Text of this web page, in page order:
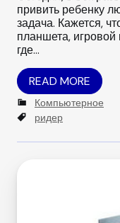
привить ребенку
задача. Кажется,
планшета,
где…
READ MORE
C
a
t
e
Компьютерное
T
g
ридер